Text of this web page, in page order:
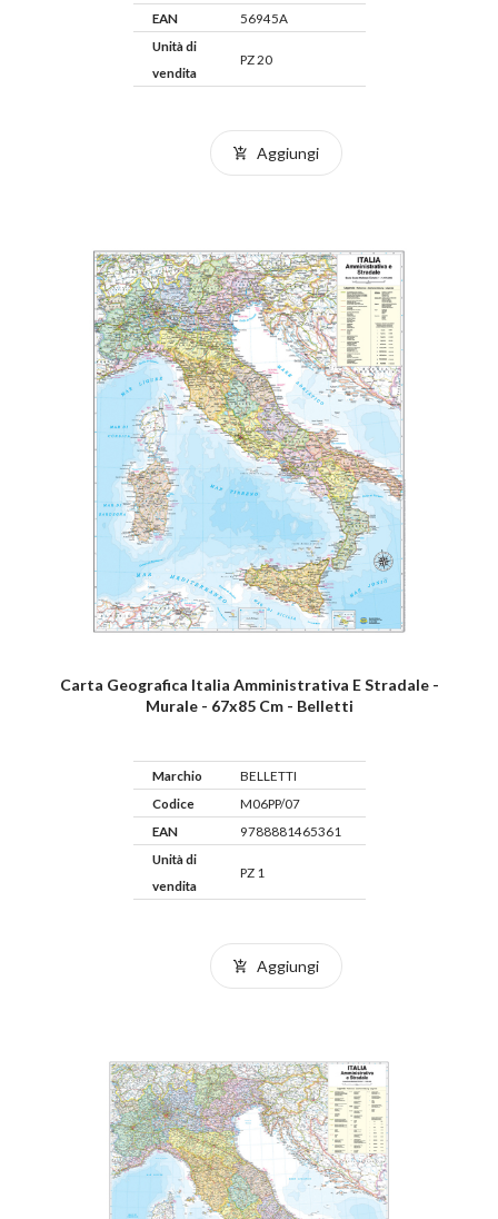
EAN
56945A
Unità di
vendita
PZ 20
Aggiungi
Carta Geografica Italia Amministrativa E Stradale -
Murale - 67x85 Cm - Belletti
Marchio
BELLETTI
Codice
M06PP/07
EAN
9788881465361
Unità di
vendita
PZ 1
Aggiungi